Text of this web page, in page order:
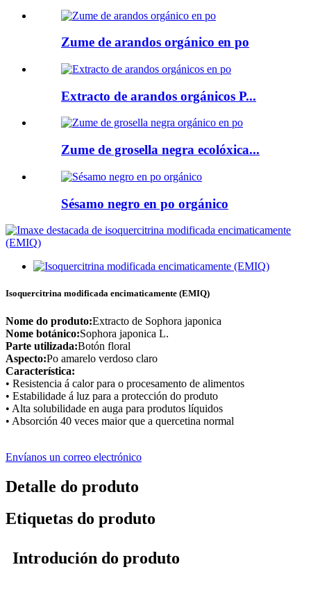
Zume de arandos orgánico en po
Extracto de arandos orgánicos P...
Zume de grosella negra ecolóxica...
Sésamo negro en po orgánico
Isoquercitrina modificada encimaticamente (EMIQ)
Nome do produto:Extracto de Sophora japonica
Nome botánico:Sophora japonica L.
Parte utilizada:Botón floral
Aspecto:Po amarelo verdoso claro
Característica:
• Resistencia á calor para o procesamento de alimentos
• Estabilidade á luz para a protección do produto
• Alta solubilidade en auga para produtos líquidos
• Absorción 40 veces maior que a quercetina normal
Envíanos un correo electrónico
Detalle do produto
Etiquetas do produto
Introdución do produto